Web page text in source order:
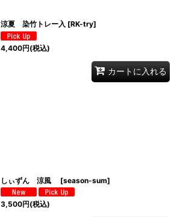
涼夏 染竹トレー入 [RK-try]
4,400円(税込)
カートに入れる
しぃずん 涼風 [season-sum]
3,500円(税込)